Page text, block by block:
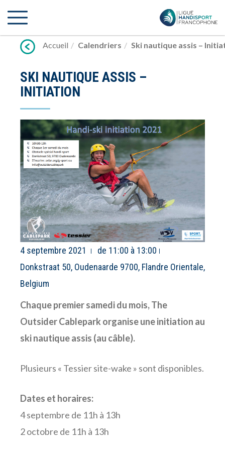
vers
Accueil
Calendriers Ski nautique assis –
SKI NAUTIQUE ASSIS –
INITIATION
4 septembre 2021
de 11:00 à 13:00
Donkstraat 50, Oudenaarde 9700, Flandre Orientale,
Belgium
Chaque premier samedi du mois, The
Outsider Cablepark organise une initiation au
ski nautique assis (au câble).
Plusieurs « Tessier site-wake » sont disponibles.
Dates et horaires:
4 septembre de 11h à 13h
2 octobre de 11h à 13h